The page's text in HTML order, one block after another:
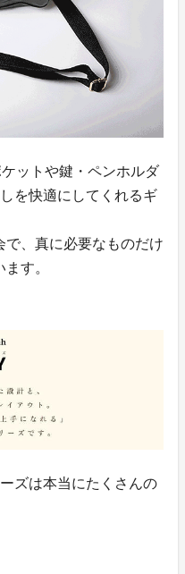
ットや鍵・ペンホルダ
を快適にしてくれるギ
で、真に必要なものだけ
す。
ズは本当にたくさんの